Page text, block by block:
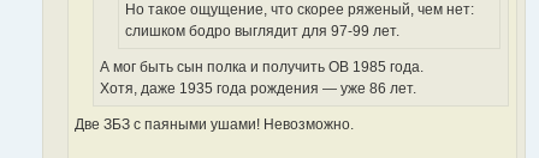
Но такое ощущение, что скорее ряженый, чем нет:
слишком бодро выглядит для 97-99 лет.
А мог быть сын полка и получить ОВ 1985 года.
Хотя, даже 1935 года рождения — уже 86 лет.
Две ЗБЗ с паяными ушами! Невозможно.